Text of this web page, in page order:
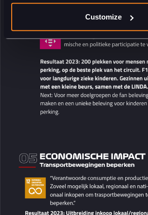
Customize